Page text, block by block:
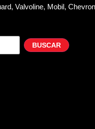
Valvoline, Mobil,
BUSCAR